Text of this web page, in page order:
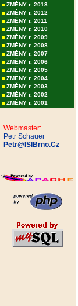
ZMĚNY r. 2013
ZMĚNY r. 2012
ZMĚNY r. 2011
ZMĚNY r. 2010
ZMĚNY r. 2009
ZMĚNY r. 2008
ZMĚNY r. 2007
ZMĚNY r. 2006
ZMĚNY r. 2005
ZMĚNY r. 2004
ZMĚNY r. 2003
ZMĚNY r. 2002
ZMĚNY r. 2001
Webmaster:
Petr Schauer
Petr@ISIBrno.Cz